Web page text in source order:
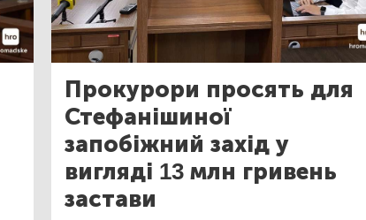
Прокурори просять для
Стефанішиної
запобіжний захід у
вигляді 13 млн гривень
застави